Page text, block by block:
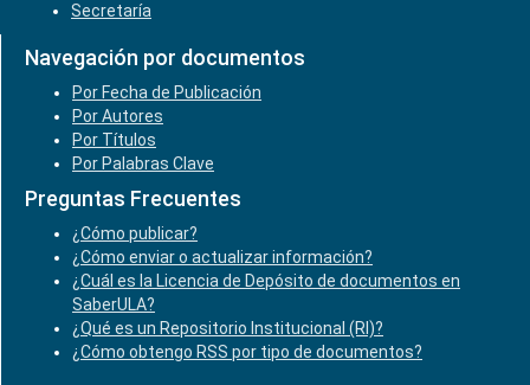
Secretaría
Navegación por documentos
Por Fecha de Publicación
Por Autores
Por Títulos
Por Palabras Clave
Preguntas Frecuentes
¿Cómo publicar?
¿Cómo enviar o actualizar información?
¿Cuál es la Licencia de Depósito de documentos en
SaberULA?
¿Qué es un Repositorio Institucional (RI)?
¿Cómo obtengo RSS por tipo de documentos?